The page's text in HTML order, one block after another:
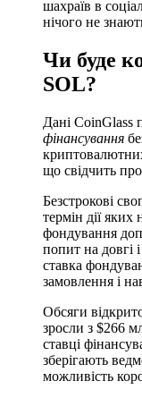
шахраїв в
нічого не
Чи буде
SOL?
Дані CoinGlass
фінансування
що свідчить
Безстрокові
термін дії яких
фондування
попит на довгі
ставка
замовлення і
Обсяги
зросли з $266
ставці
зберігають
можливість